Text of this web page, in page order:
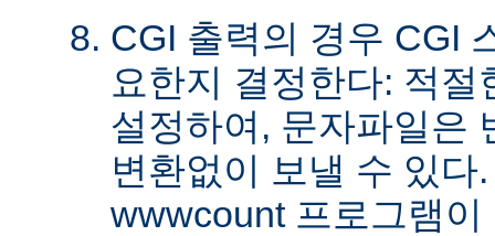
CGI 출력의 경우 CGI
요한지 결정한다: 적
설정하여, 문자파일은
변환없이 보낼 수 있다
wwwcount 프로그램